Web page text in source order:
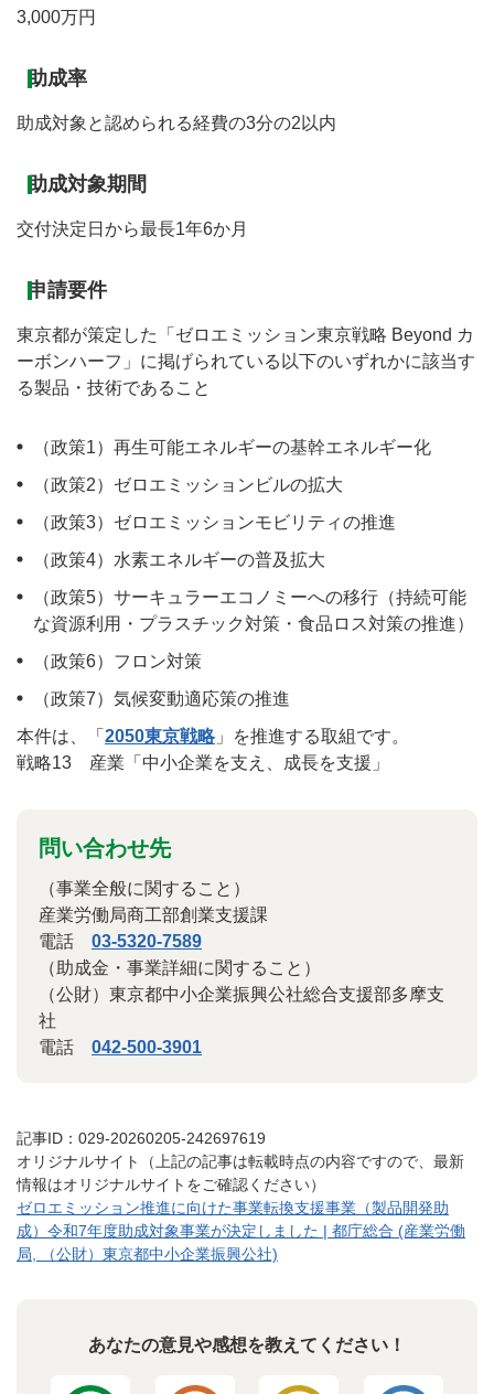
3,000万円
助成率
助成対象と認められる経費の3分の2以内
助成対象期間
交付決定日から最長1年6か月
申請要件
東京都が策定した「ゼロエミッション東京戦略 Beyond カ
ーボンハーフ」に掲げられている以下のいずれかに該当す
る製品・技術であること
（政策1）再生可能エネルギーの基幹エネルギー化
（政策2）ゼロエミッションビルの拡大
（政策3）ゼロエミッションモビリティの推進
（政策4）水素エネルギーの普及拡大
（政策5）サーキュラーエコノミーへの移行（持続可能
な資源利用・プラスチック対策・食品ロス対策の推進）
（政策6）フロン対策
（政策7）気候変動適応策の推進
本件は、「 2050東京戦略」を推進する取組です。
戦略13 産業「中小企業を支え、成長を支援」
問い合わせ先
（事業全般に関すること）
産業労働局商工部創業支援課
電話 03-5320-7589
（助成金・事業詳細に関すること）
（公財）東京都中小企業振興公社総合支援部多摩支
社
電話 042-500-3901
記事ID：029-20260205-242697619
オリジナルサイト（上記の記事は転載時点の内容ですので、最新
情報はオリジナルサイトをご確認ください）
ゼロエミッション推進に向けた事業転換支援事業（製品開発助
成）令和7年度助成対象事業が決定しました | 都庁総合 (産業労働
局, （公財）東京都中小企業振興公社)
あなたの意見や感想を教えてください！